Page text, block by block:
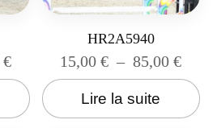
€
HR2A5940
15,00€ – 85,00€
Lire la suite